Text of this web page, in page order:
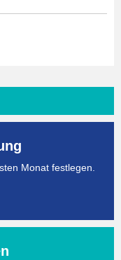
Monat festlegen.